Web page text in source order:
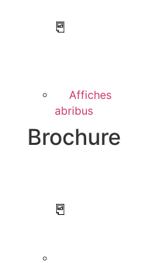
Affiches
abribus
Brochure